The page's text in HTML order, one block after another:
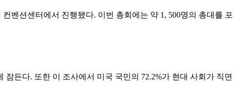
벤션센터에서 진행됐다. 이번 총회에는 약 1, 500명의 총대를 포
잠든다. 또한 이 조사에서 미국 국민의 72.2%가 현대 사회가 직면